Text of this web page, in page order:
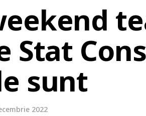
Stat
sunt
2022